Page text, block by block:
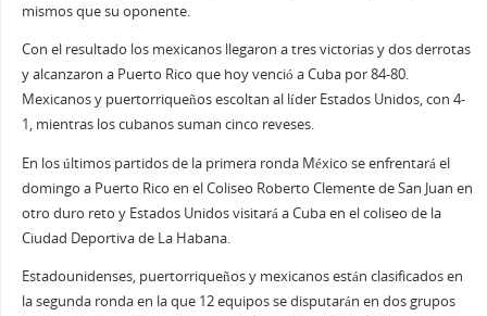
mismos que su oponente.
Con el resultado los mexicanos llegaron a tres victorias y dos derrotas
y alcanzaron a Puerto Rico que hoy venció a Cuba por 84-80.
Mexicanos y puertorriqueños escoltan al líder Estados Unidos, con 4-
1, mientras los cubanos suman cinco reveses.
En los últimos partidos de la primera ronda México se enfrentará el
domingo a Puerto Rico en el Coliseo Roberto Clemente de San Juan en
otro duro reto y Estados Unidos visitará a Cuba en el coliseo de la
Ciudad Deportiva de La Habana.
Estadounidenses, puertorriqueños y mexicanos están clasificados en
la segunda ronda en la que 12 equipos se disputarán en dos grupos